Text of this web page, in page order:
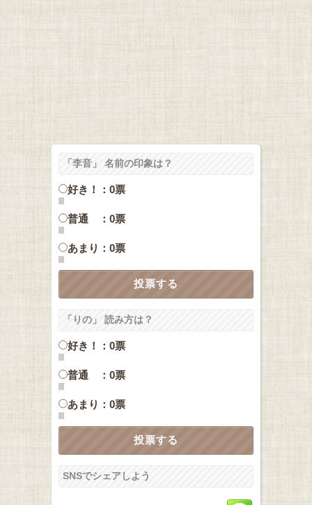
「李音」 名前の印象は？
好き！：0票
普通 ：0票
あまり：0票
「りの」 読み方は？
好き！：0票
普通 ：0票
あまり：0票
SNSでシェアしよう